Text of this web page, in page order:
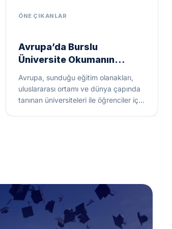
Avrupa’da Burslu
Üniversite Okumanın
Faydaları
Avrupa, sunduğu eğitim olanakları,
uluslararası ortamı ve dünya çapında
tanınan üniversiteleri ile öğrenciler için